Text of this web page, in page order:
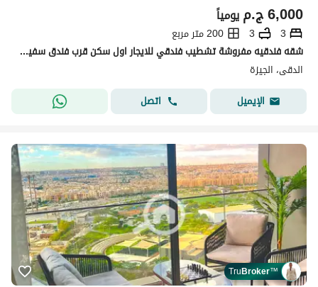
ج.م6,000 يومياً
3
3
200 متر مربع
شقه فندقيه مفروشة تشطيب فندقي للايجار اول سكن قرب فندق سفير ميدان المساحة للسكن الراقي بالدقي
الدقى، الجيزة
الإيميل
اتصل
TruBroker™